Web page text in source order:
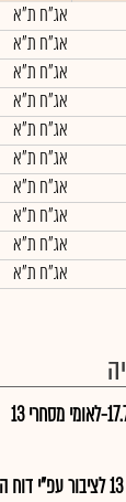
אג"ח ת"א
אג"ח ת"א
אג"ח ת"א
אג"ח ת"א
אג"ח ת"א
אג"ח ת"א
אג"ח ת"א
אג"ח ת"א
אג"ח ת"א
אג"ח ת"א